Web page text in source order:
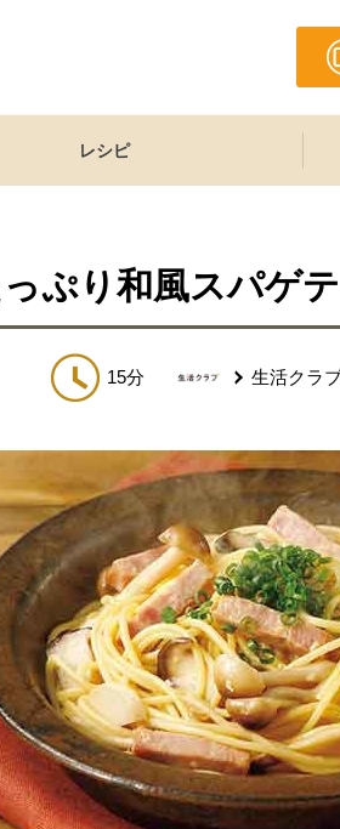
レシピ
ぷり和風スパゲ
15分 生活クラ